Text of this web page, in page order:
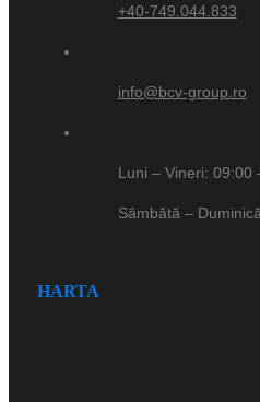
+40-749.044.833
info@bcv-group.ro
Luni – Vineri: 09:00
Sâmbătă –
HARTA